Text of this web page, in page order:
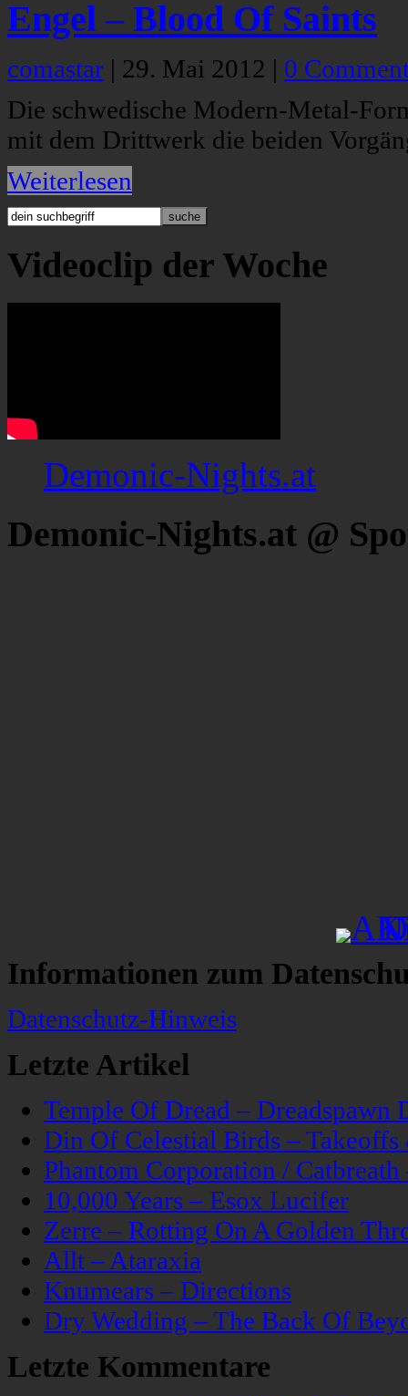
Engel – Blood Of Saints
comastar | 29. Mai 2012 | 0
Die schwedische Modern-Metal-
mit dem Drittwerk die beiden
Weiterlesen
Videoclip der Woche
Demonic-Nights.at
Demonic-Nights.at @
Informationen zum
Datenschutz-Hinweis
Letzte Artikel
Temple Of Dread – Dreadspawn
Din Of Celestial Birds –
Phantom Corporation /
10,000 Years – Esox Lucifer
Zerre – Rotting On A Golden
Allt – Ataraxia
Knumears – Directions
Dry Wedding – The Back Of
Letzte Kommentare